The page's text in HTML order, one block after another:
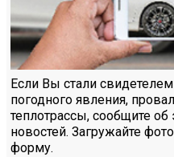
Если Вы стали
погодного явления,
теплотрассы, сообщите
новостей. Загружайте
форму.